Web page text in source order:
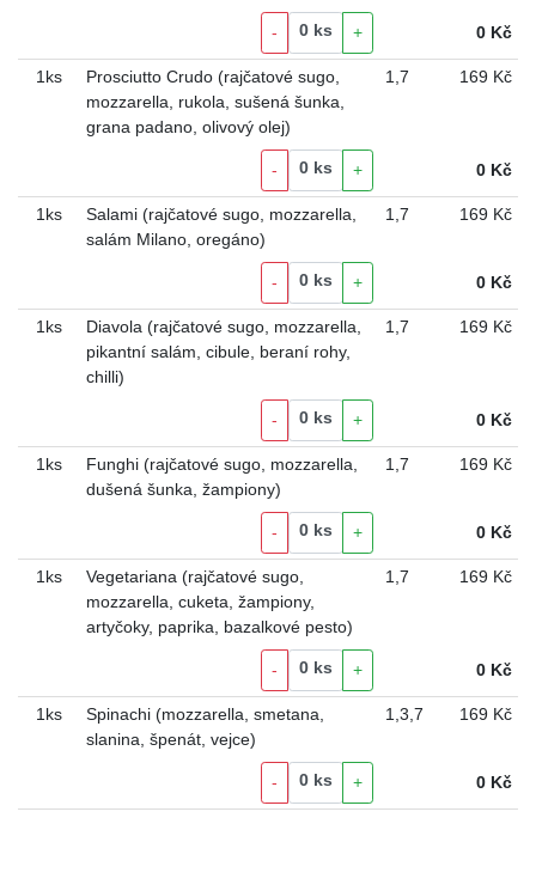
- 0 ks + 0 Kč
1ks
Prosciutto Crudo (rajčatové sugo,
mozzarella, rukola, sušená šunka,
grana padano, olivový olej)
1 7 169 Kč
- 0 ks + 0 Kč
1ks
Salami (rajčatové sugo, mozzarella,
salám Milano, oregáno)
1 7 169 Kč
- 0 ks + 0 Kč
1ks
Diavola (rajčatové sugo, mozzarella,
pikantní salám, cibule, beraní rohy,
chilli)
1 7 169 Kč
- 0 ks + 0 Kč
1ks
Funghi (rajčatové sugo, mozzarella,
dušená šunka, žampiony)
1 7 169 Kč
- 0 ks + 0 Kč
1ks
Vegetariana (rajčatové sugo,
mozzarella, cuketa, žampiony,
artyčoky, paprika, bazalkové pesto)
1 7 169 Kč
- 0 ks + 0 Kč
1ks
Spinachi (mozzarella, smetana,
slanina, špenát, vejce)
1 3 7 169 Kč
- 0 ks + 0 Kč